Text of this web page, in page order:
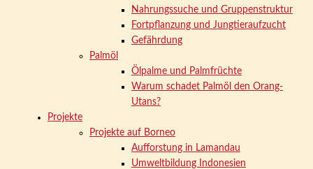
Nahrungssuche und Gruppenstruktur
Fortpflanzung und Jungtieraufzucht
Gefährdung
Palmöl
Ölpalme und Palmfrüchte
Warum schadet Palmöl den Orang-
Utans?
Projekte
Projekte auf Borneo
Aufforstung in Lamandau
Umweltbildung Indonesien